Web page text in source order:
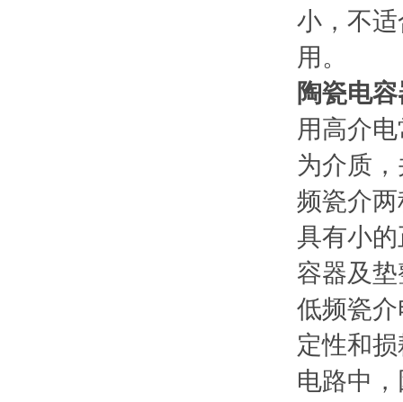
小，不
用。
陶瓷电
用高介
为介质
频瓷介
具有小
容器及
低频瓷
定性和
电路中